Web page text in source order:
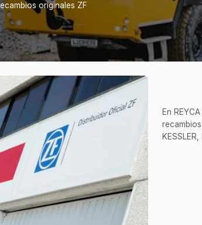
originales ZF
En